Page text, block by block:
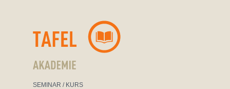
SEMINAR / KURS